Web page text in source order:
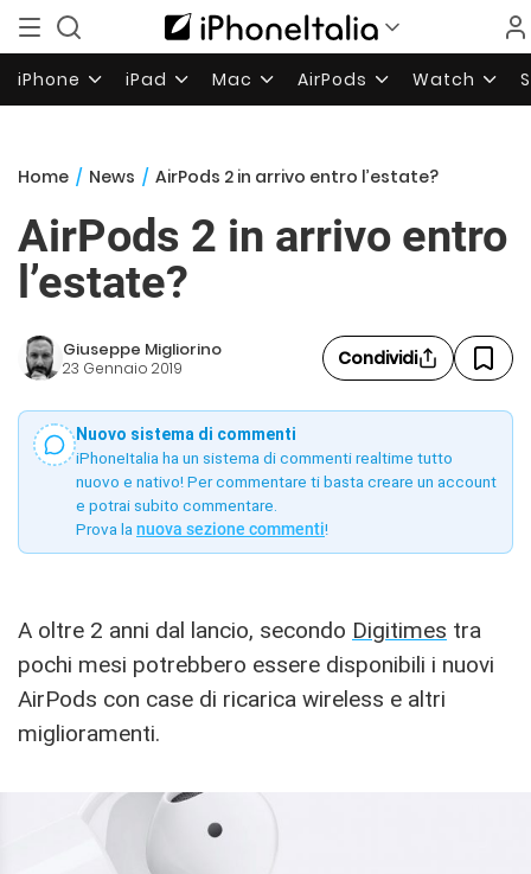
iPhone iPad Mac AirPods Watch
Home / News / AirPods 2 in arrivo entro l’estate?
AirPods 2 in arrivo entro
l’estate?
Giuseppe Migliorino
23 Gennaio 2019 Condividi
Nuovo sistema di commenti
iPhoneItalia ha un sistema di commenti realtime tutto
nuovo e nativo! Per commentare ti basta creare un account
e potrai subito commentare.
Prova la nuova sezione commenti!
A oltre 2 anni dal lancio, secondo Digitimes tra
pochi mesi potrebbero essere disponibili i nuovi
AirPods con case di ricarica wireless e altri
miglioramenti.